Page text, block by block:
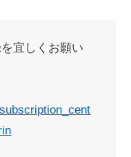
宜しくお願い